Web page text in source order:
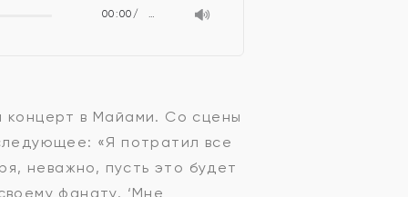
00:00 …
концерт в Майами. Со сцены
«Я потратил все
неважно, пусть это будет
фанату. ‘Мне